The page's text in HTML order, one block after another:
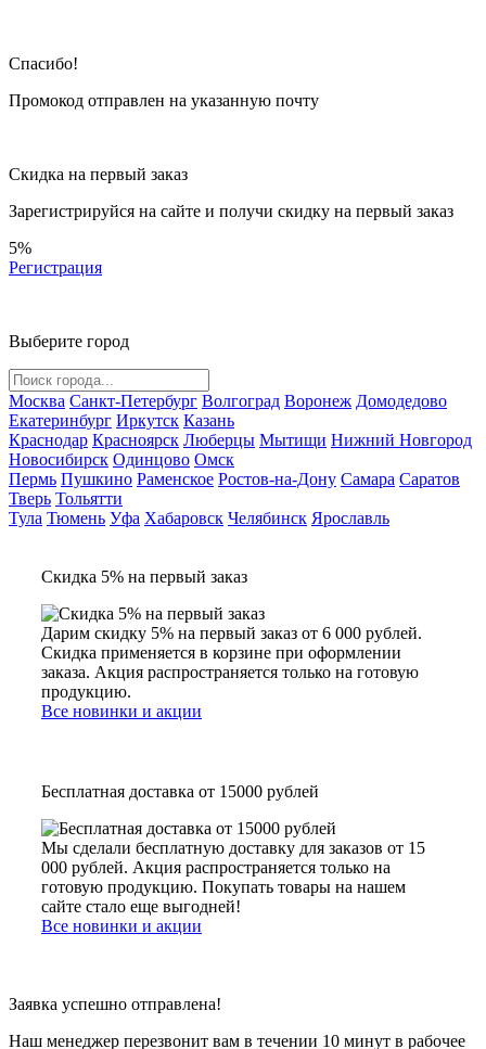
Спасибо!
Промокод отправлен на указанную почту
Скидка на первый заказ
Зарегистрируйся на сайте и получи скидку на первый заказ
5%
Регистрация
Выберите город
Москва Санкт-Петербург Волгоград Воронеж Домодедово
Екатеринбург Иркутск Казань
Краснодар Красноярск Люберцы Мытищи Нижний Новгород
Новосибирск Одинцово Омск
Пермь Пушкино Раменское Ростов-на-Дону Самара Саратов
Тверь Тольятти
Тула Тюмень Уфа Хабаровск Челябинск Ярославль
Скидка 5% на первый заказ
Дарим скидку 5% на первый заказ от 6 000 рублей.
Скидка применяется в корзине при оформлении
заказа. Акция распространяется только на готовую
продукцию.
Все новинки и акции
Бесплатная доставка от 15000 рублей
Мы сделали бесплатную доставку для заказов от 15
000 рублей. Акция распространяется только на
готовую продукцию. Покупать товары на нашем
сайте стало еще выгодней!
Все новинки и акции
Заявка успешно отправлена!
Наш менеджер перезвонит вам в течении 10 минут в рабочее